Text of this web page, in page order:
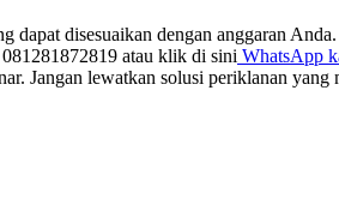
disesuaikan dengan anggaran
atau klik di sini WhatsApp
Jangan lewatkan solusi periklanan